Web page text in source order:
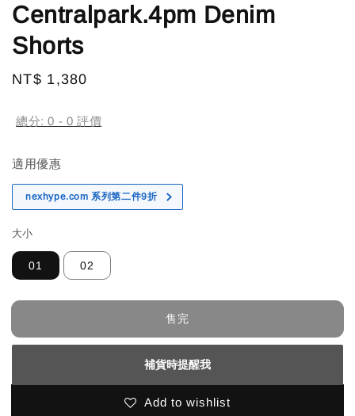
Centralpark.4pm Denim
Shorts
Regular
NT$ 1,380
總分:0 - 0 評價
適用優惠
nexhype.com 系列第二件9折
大小
01 02
售完
補貨時提醒我
Add to wishlist